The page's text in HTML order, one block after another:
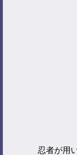
忍者が用